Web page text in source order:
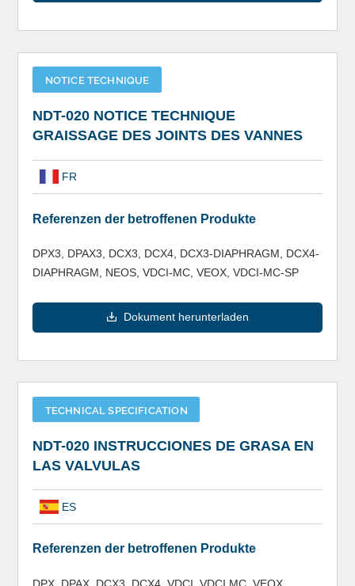
NOTICE TECHNIQUE
NDT-020 NOTICE TECHNIQUE
GRAISSAGE DES JOINTS DES VANNES
FR
Referenzen der betroffenen Produkte
DPX3, DPAX3, DCX3, DCX4, DCX3-DIAPHRAGM, DCX4-
DIAPHRAGM, NEOS, VDCI-MC, VEOX, VDCI-MC-SP
Dokument herunterladen
TECHNICAL SPECIFICATION
NDT-020 INSTRUCCIONES DE GRASA EN
LAS VALVULAS
ES
Referenzen der betroffenen Produkte
DPX, DPAX, DCX3, DCX4, VDCI, VDCI MC, VEOX,